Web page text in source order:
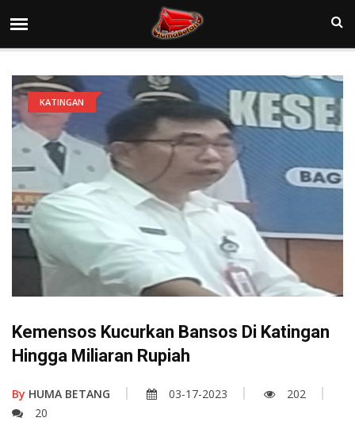
KATINGAN
Kemensos Kucurkan Bansos Di Katingan
Hingga Miliaran Rupiah
By HUMA BETANG 03-17-2023
202
20